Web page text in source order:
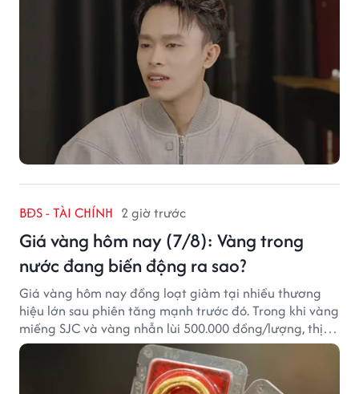
BĐS - TÀI CHÍNH 2 giờ trước
Giá vàng hôm nay (7/8): Vàng trong
nước đang biến động ra sao?
Giá vàng hôm nay đồng loạt giảm tại nhiều thương
hiệu lớn sau phiên tăng mạnh trước đó. Trong khi vàng
miếng SJC và vàng nhẫn lùi 500.000 đồng/lượng, thị
trường vẫn duy trì mặt bằng giá cao, với sự chênh
lệch đáng kể giữa các doanh nghiệp.